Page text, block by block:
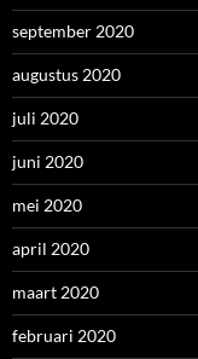
september 2020
augustus 2020
juli 2020
juni 2020
mei 2020
april 2020
maart 2020
februari 2020